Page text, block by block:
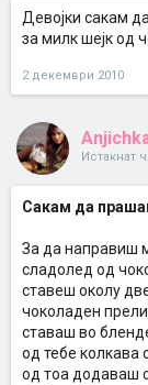
Девојки сакам
за милк шејк од
2 декември 2010
Истакнат
Сакам да
За да направиш
сладолед од
ставеш околу
чоколаден
ставаш во
од тебе колкава
од тоа додаваш